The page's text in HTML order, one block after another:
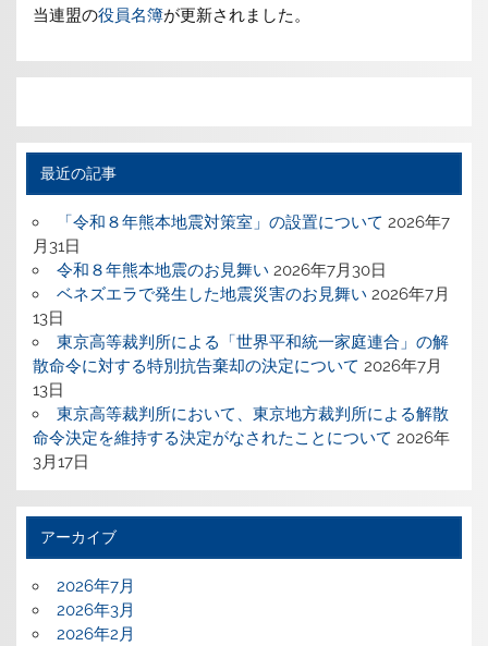
当連盟の役員名簿が更新されました。
最近の記事
「令和８年熊本地震対策室」の設置について 2026年7
月31日
令和８年熊本地震のお見舞い 2026年7月30日
ベネズエラで発生した地震災害のお見舞い 2026年7月
13日
東京高等裁判所による「世界平和統一家庭連合」の解
散命令に対する特別抗告棄却の決定について 2026年7月
13日
東京高等裁判所において、東京地方裁判所による解散
命令決定を維持する決定がなされたことについて 2026年
3月17日
アーカイブ
2026年7月
2026年3月
2026年2月